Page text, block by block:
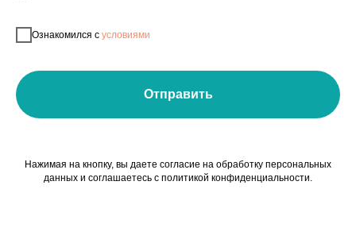
Ознакомился с условиями
Отправить
Нажимая на кнопку, вы даете согласие на обработку персональных
данных и соглашаетесь c политикой конфиденциальности.